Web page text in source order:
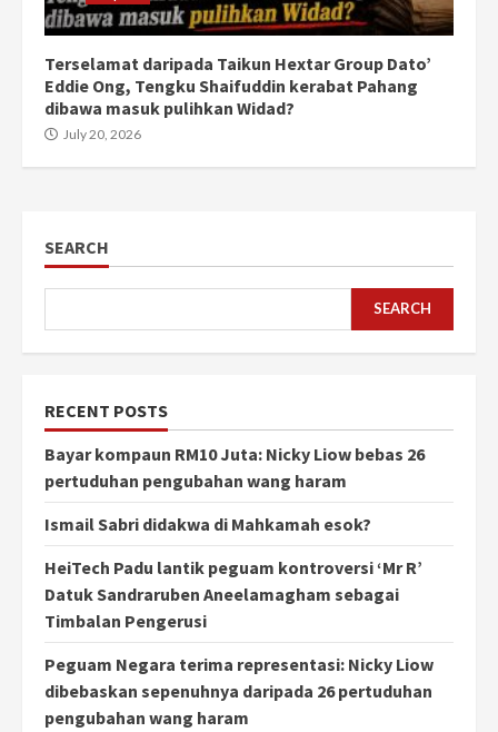
Terselamat daripada Taikun Hextar Group Dato’
Eddie Ong, Tengku Shaifuddin kerabat Pahang
dibawa masuk pulihkan Widad?
July 20, 2026
SEARCH
SEARCH
RECENT POSTS
Bayar kompaun RM10 Juta: Nicky Liow bebas 26
pertuduhan pengubahan wang haram
Ismail Sabri didakwa di Mahkamah esok?
HeiTech Padu lantik peguam kontroversi ‘Mr R’
Datuk Sandraruben Aneelamagham sebagai
Timbalan Pengerusi
Peguam Negara terima representasi: Nicky Liow
dibebaskan sepenuhnya daripada 26 pertuduhan
pengubahan wang haram